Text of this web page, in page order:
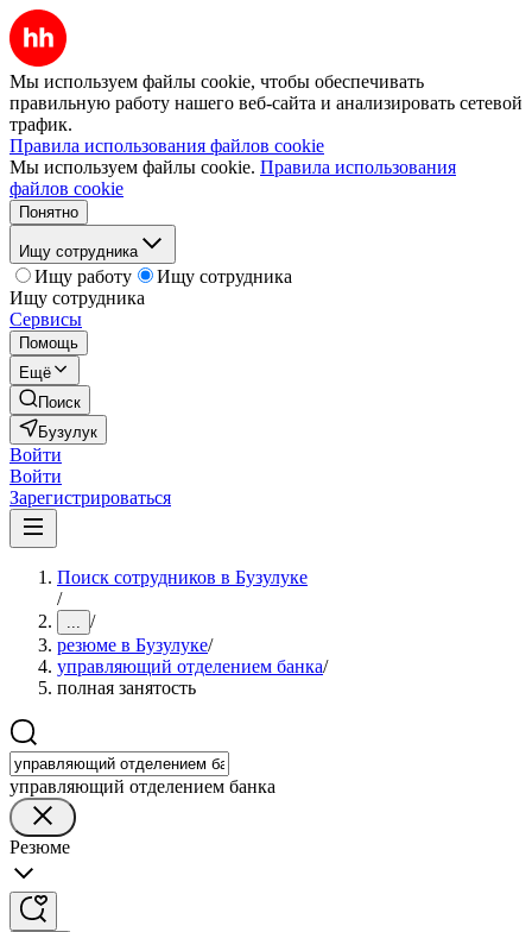
Мы используем файлы cookie, чтобы обеспечивать
правильную работу нашего веб-сайта и анализировать сетевой
трафик.
Правила использования файлов cookie
Мы используем файлы cookie. Правила использования
файлов cookie
Понятно
Ищу сотрудника
Ищу работу
Ищу сотрудника
Ищу сотрудника
Сервисы
Помощь
Ещё
Поиск
Бузулук
Войти
Войти
Зарегистрироваться
Поиск сотрудников в Бузулуке
/
... /
резюме в Бузулуке/
управляющий отделением банка/
полная занятость
управляющий отделением банка
Резюме